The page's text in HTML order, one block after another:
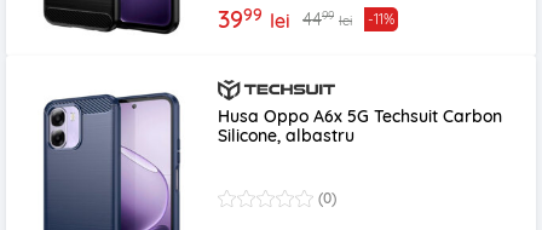
3999 lei 4499 lei -11%
Husa Oppo A6x 5G Techsuit Carbon
Silicone, albastru
(0)